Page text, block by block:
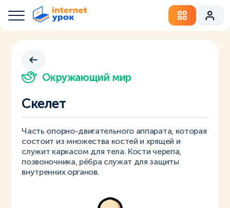
Окружающий мир
Скелет
Часть опорно-двигательного аппарата, которая
состоит из множества костей и хрящей и
служит каркасом для тела. Кости черепа,
позвоночника, рёбра служат для защиты
внутренних органов.